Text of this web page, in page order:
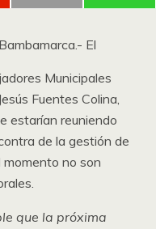
Bambamarca.- El
Municipales
Fuentes Colina,
estarían reuniendo
de la gestión de
no son
que la próxima